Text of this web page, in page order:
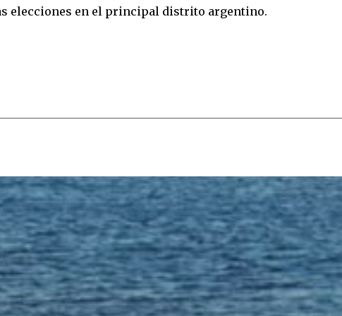
elecciones en el principal distrito argentino.